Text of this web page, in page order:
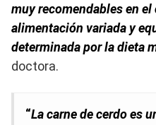
muy recomendables en
alimentación variada y
determinada por la dieta
doctora.
“La carne de cerdo es